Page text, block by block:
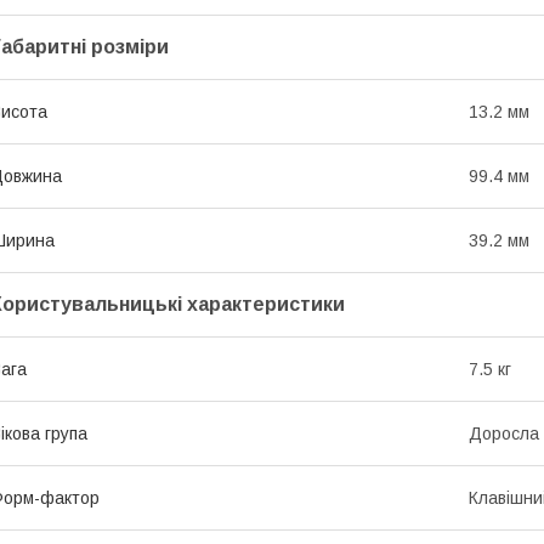
розміри
13.2 мм
99.4 мм
39.2 мм
характеристики
7.5 кг
група Доросла
фактор